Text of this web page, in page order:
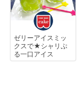
ゼリーアイスミッ
クスで★シャリぷ
る一口アイス